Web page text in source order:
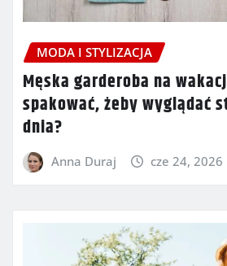
MODA I STYLIZACJA
Męska garderoba na
spakować, żeby wyglądać
dnia?
Anna Duraj cze 24, 2026